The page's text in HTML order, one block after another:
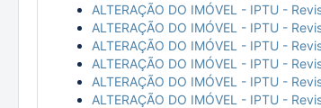
ALTERAÇÃO DO IMÓVEL - IPTU -
ALTERAÇÃO DO IMÓVEL - IPTU -
ALTERAÇÃO DO IMÓVEL - IPTU -
ALTERAÇÃO DO IMÓVEL - IPTU -
ALTERAÇÃO DO IMÓVEL - IPTU -
ALTERAÇÃO DO IMÓVEL - IPTU -